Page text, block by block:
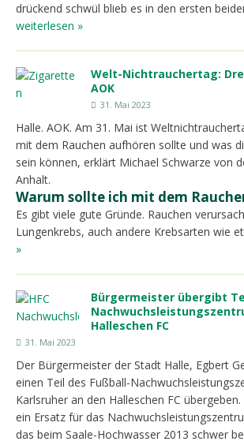
drückend schwül blieb es in den ersten
weiterlesen »
Welt-Nichtrauchertag:
AOK
31. Mai 2023
Halle. AOK. Am 31. Mai ist
mit dem Rauchen aufhören sollte und was
sein können, erklärt Michael Schwarze von
Anhalt.
Warum sollte ich mit dem
Es gibt viele gute Gründe. Rauchen
Lungenkrebs, auch andere Krebsarten wie
»
Bürgermeister übergibt
Halleschen FC
31. Mai 2023
Der Bürgermeister der Stadt Halle, Egbert
einen Teil des Fußball-
Karlsruher an den Halleschen FC
ein Ersatz für das
das beim Saale-Hochwasser 2013 schwer